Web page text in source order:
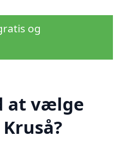
og
at vælge